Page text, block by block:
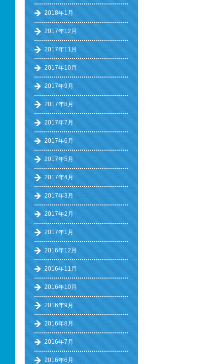
2018年1月
2017年12月
2017年11月
2017年10月
2017年9月
2017年8月
2017年7月
2017年6月
2017年5月
2017年4月
2017年3月
2017年2月
2017年1月
2016年12月
2016年11月
2016年10月
2016年9月
2016年8月
2016年7月
2016年6月